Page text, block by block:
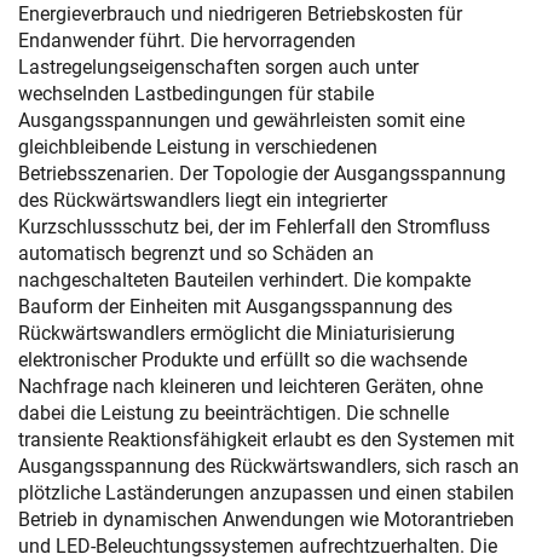
Energieverbrauch und niedrigeren Betriebskosten für
Endanwender führt. Die hervorragenden
Lastregelungseigenschaften sorgen auch unter
wechselnden Lastbedingungen für stabile
Ausgangsspannungen und gewährleisten somit eine
gleichbleibende Leistung in verschiedenen
Betriebsszenarien. Der Topologie der Ausgangsspannung
des Rückwärtswandlers liegt ein integrierter
Kurzschlussschutz bei, der im Fehlerfall den Stromfluss
automatisch begrenzt und so Schäden an
nachgeschalteten Bauteilen verhindert. Die kompakte
Bauform der Einheiten mit Ausgangsspannung des
Rückwärtswandlers ermöglicht die Miniaturisierung
elektronischer Produkte und erfüllt so die wachsende
Nachfrage nach kleineren und leichteren Geräten, ohne
dabei die Leistung zu beeinträchtigen. Die schnelle
transiente Reaktionsfähigkeit erlaubt es den Systemen mit
Ausgangsspannung des Rückwärtswandlers, sich rasch an
plötzliche Laständerungen anzupassen und einen stabilen
Betrieb in dynamischen Anwendungen wie Motorantrieben
und LED-Beleuchtungssystemen aufrechtzuerhalten. Die